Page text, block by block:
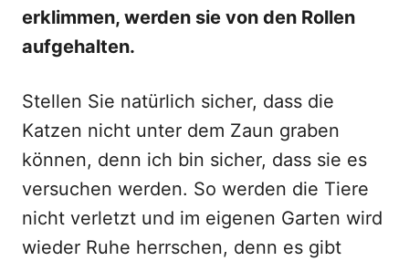
erklimmen, werden sie von den Rollen
aufgehalten.
Stellen Sie natürlich sicher, dass die
Katzen nicht unter dem Zaun graben
können, denn ich bin sicher, dass sie es
versuchen werden. So werden die Tiere
nicht verletzt und im eigenen Garten wird
wieder Ruhe herrschen, denn es gibt